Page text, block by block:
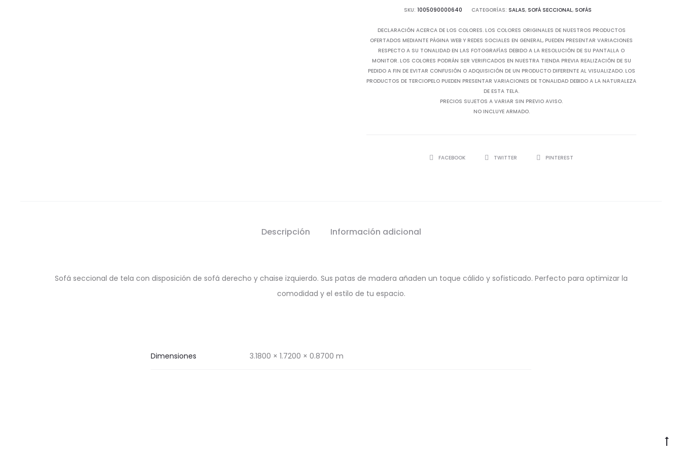
SKU: 1005090000640 CATEGORÍAS: SALAS, SOFÁ SECCIONAL, SOFÁS
DECLARACIÓN ACERCA DE LOS COLORES. LOS COLORES ORIGINALES DE NUESTROS PRODUCTOS
OFERTADOS MEDIANTE PÁGINA WEB Y REDES SOCIALES EN GENERAL, PUEDEN PRESENTAR VARIACIONES
RESPECTO A SU TONALIDAD EN LAS FOTOGRAFÍAS DEBIDO A LA RESOLUCIÓN DE SU PANTALLA O
MONITOR. LOS COLORES PODRÁN SER VERIFICADOS EN NUESTRA TIENDA PREVIA REALIZACIÓN DE SU
PEDIDO A FIN DE EVITAR CONFUSIÓN O ADQUISICIÓN DE UN PRODUCTO DIFERENTE AL VISUALIZADO. LOS
PRODUCTOS DE TERCIOPELO PUEDEN PRESENTAR VARIACIONES DE TONALIDAD DEBIDO A LA NATURALEZA
DE ESTA TELA.
PRECIOS SUJETOS A VARIAR SIN PREVIO AVISO.
NO INCLUYE ARMADO.
SHAREFACEBOOK TWITTER PINTEREST
Descripción Información adicional
Sofá seccional de tela con disposición de sofá derecho y chaise izquierdo. Sus patas de madera añaden un toque cálido y sofisticado. Perfecto para optimizar la
comodidad y el estilo de tu espacio.
Dimensiones 3.1800 × 1.7200 × 0.8700 m